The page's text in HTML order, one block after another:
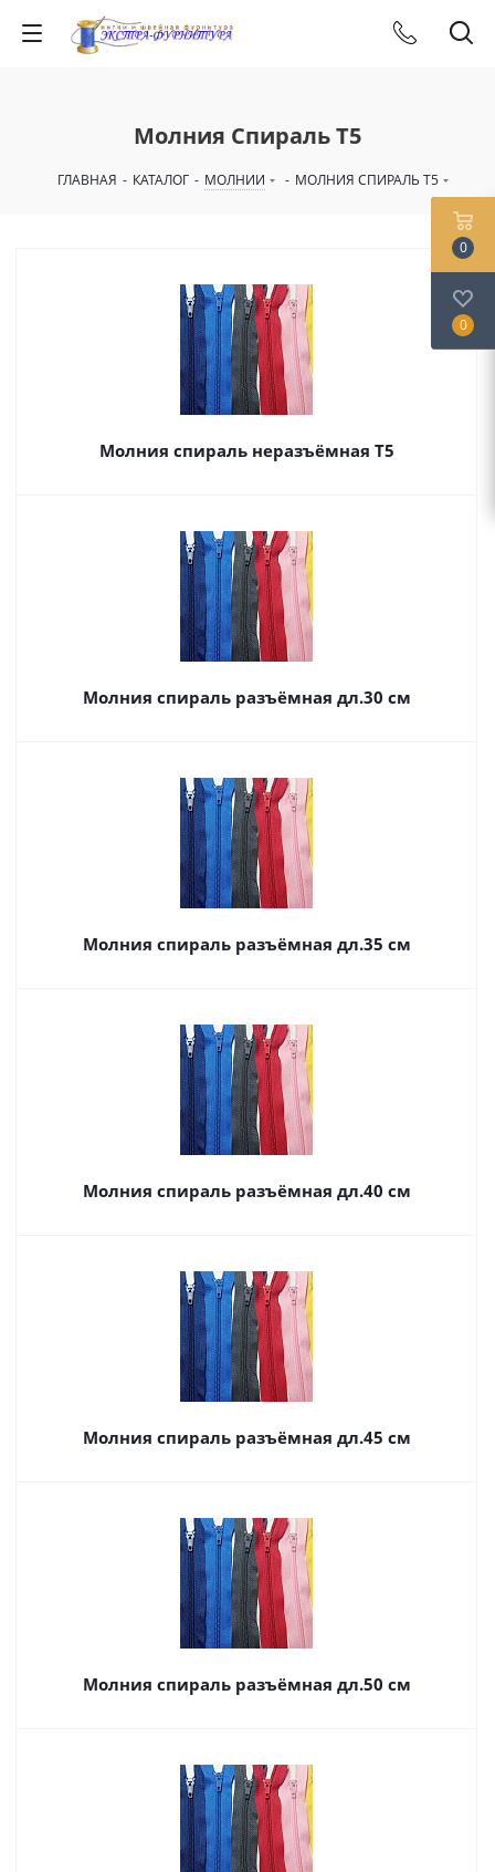
Молния Спираль Т5
ГЛАВНАЯ - КАТАЛОГ - МОЛНИИ - МОЛНИЯ СПИРАЛЬ Т5
Молния спираль неразъёмная Т5
Молния спираль разъёмная дл.30 см
Молния спираль разъёмная дл.35 см
Молния спираль разъёмная дл.40 см
Молния спираль разъёмная дл.45 см
Молния спираль разъёмная дл.50 см
0
0